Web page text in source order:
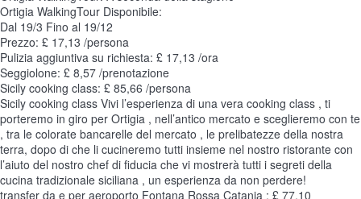
Ortigia WalkingTour Disponibile:
Dal 19/3 Fino al 19/12
Prezzo: £ 17,13 /persona
Pulizia aggiuntiva su richiesta: £ 17,13 /ora
Seggiolone: £ 8,57 /prenotazione
Sicily cooking class: £ 85,66 /persona
Sicily cooking class Vivi l’esperienza di una vera cooking class , ti
porteremo in giro per Ortigia , nell’antico mercato e sceglieremo con te
, tra le colorate bancarelle del mercato , le prelibatezze della nostra
terra, dopo di che li cucineremo tutti insieme nel nostro ristorante con
l’aiuto del nostro chef di fiducia che vi mostrerà tutti i segreti della
cucina tradizionale siciliana , un esperienza da non perdere!
transfer da e per aeroporto Fontana Rossa Catania : £ 77,10